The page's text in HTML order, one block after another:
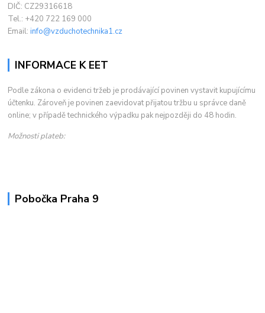
DIČ: CZ29316618
Tel.: +420 722 169 000
Email:info@vzduchotechnika1.cz
INFORMACE K EET
Podle zákona o evidenci tržeb je prodávající povinen vystavit kupujícímu
účtenku. Zároveň je povinen zaevidovat přijatou tržbu u správce daně
online; v případě technického výpadku pak nejpozději do 48 hodin.
Možnosti plateb:
Pobočka Praha 9